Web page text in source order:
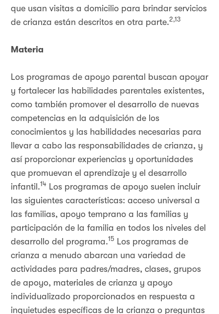
que usan visitas a domicilio para brindar servicios
de crianza están descritos en otra parte.2,13
Materia
Los programas de apoyo parental buscan apoyar
y fortalecer las habilidades parentales existentes,
como también promover el desarrollo de nuevas
competencias en la adquisición de los
conocimientos y las habilidades necesarias para
llevar a cabo las responsabilidades de crianza, y
así proporcionar experiencias y oportunidades
que promuevan el aprendizaje y el desarrollo
infantil.14 Los programas de apoyo suelen incluir
las siguientes características: acceso universal a
las familias, apoyo temprano a las familias y
participación de la familia en todos los niveles del
desarrollo del programa.15 Los programas de
crianza a menudo abarcan una variedad de
actividades para padres/madres, clases, grupos
de apoyo, materiales de crianza y apoyo
individualizado proporcionados en respuesta a
inquietudes específicas de la crianza o preguntas